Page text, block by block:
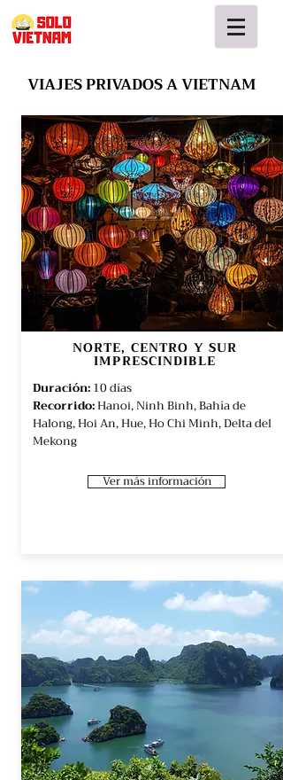
VIAJES PRIVADOS A VIETNAM
NORTE, CENTRO Y SUR
IMPRESCINDIBLE
Duración:10 días
Recorrido:Hanoi, Ninh Binh, Bahía de
Halong, Hoi An, Hue, Ho Chi Minh, Delta del
Mekong
Ver más información